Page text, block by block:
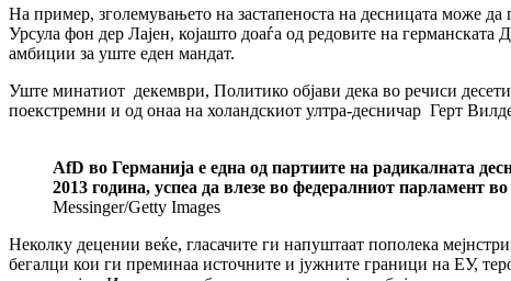
На пример, зголемувањето на застапеноста на десницата може да
Урсула фон дер Лајен, којашто доаѓа од редовите на
амбиции за уште еден мандат.
Уште минатиот декември, Политико објави дека во речиси
поекстремни и од онаа на холандскиот ултра-десничар Герт
AfD во Германија е една од партиите на радикалната
2013 година, успеа да влезе во федералниот парламент
Messinger/Getty Images
Неколку децении веќе, гласачите ги напуштаат пополека
бегалци кои ги преминаа источните и јужните граници на ЕУ,